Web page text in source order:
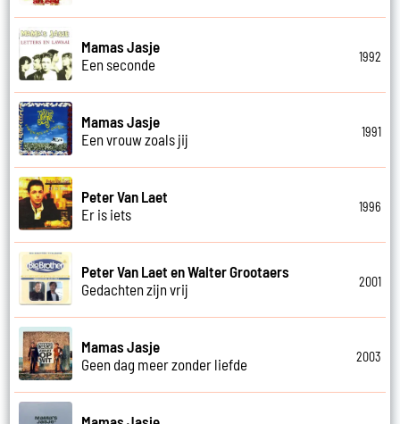
Mamas Jasje
Een seconde
1992
Mamas Jasje
Een vrouw zoals jij
1991
Peter Van Laet
Er is iets
1996
Peter Van Laet en Walter Grootaers
Gedachten zijn vrij
2001
Mamas Jasje
Geen dag meer zonder liefde
2003